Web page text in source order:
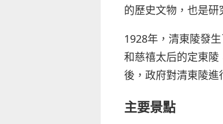
的歷史文物，也是研
1928年，清東陵發
和慈禧太后的定東
後，政府對清東陵進
主要景點